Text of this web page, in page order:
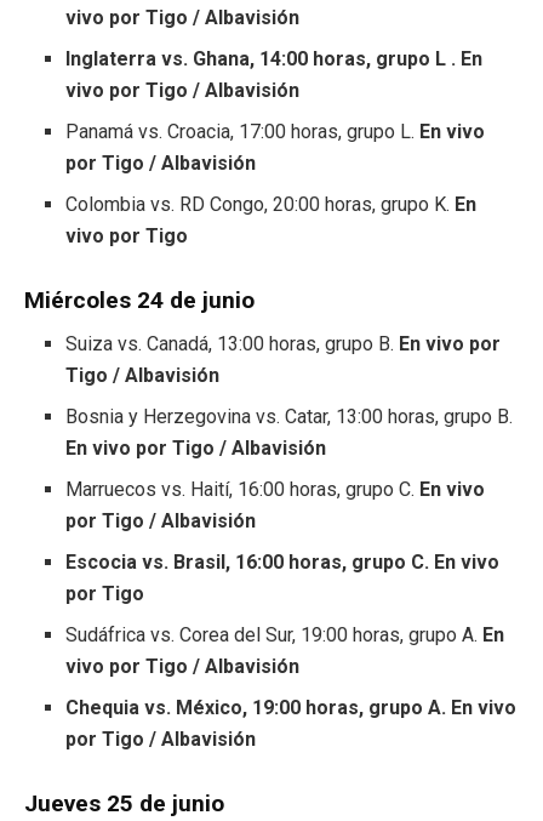
vivo por Tigo / Albavisión
Inglaterra vs. Ghana, 14:00 horas, grupo L . En
vivo por Tigo / Albavisión
Panamá vs. Croacia, 17:00 horas, grupo L. En vivo
por Tigo / Albavisión
Colombia vs. RD Congo, 20:00 horas, grupo K. En
vivo por Tigo
Miércoles 24 de junio
Suiza vs. Canadá, 13:00 horas, grupo B. En vivo por
Tigo / Albavisión
Bosnia y Herzegovina vs. Catar, 13:00 horas, grupo B.
En vivo por Tigo / Albavisión
Marruecos vs. Haití, 16:00 horas, grupo C. En vivo
por Tigo / Albavisión
Escocia vs. Brasil, 16:00 horas, grupo C. En vivo
por Tigo
Sudáfrica vs. Corea del Sur, 19:00 horas, grupo A. En
vivo por Tigo / Albavisión
Chequia vs. México, 19:00 horas, grupo A. En vivo
por Tigo / Albavisión
Jueves 25 de junio